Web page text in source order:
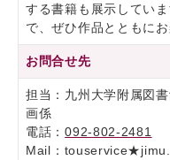
する書籍も展示してい
で、ぜひ作品とともに
お問合せ先
担当：九州大学附属図
画係
電話：092-802-2481
Mail：